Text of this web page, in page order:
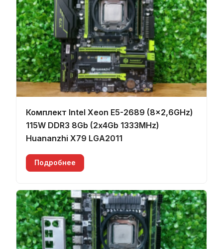
Комплект Intel Xeon E5-2689 (8x2,6GHz)
115W DDR3 8Gb (2х4Gb 1333MHz)
Huananzhi X79 LGA2011
Подробнее